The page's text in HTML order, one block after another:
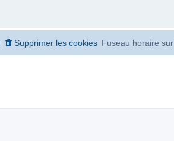
Fuseau horaire sur
Supprimer les cookies